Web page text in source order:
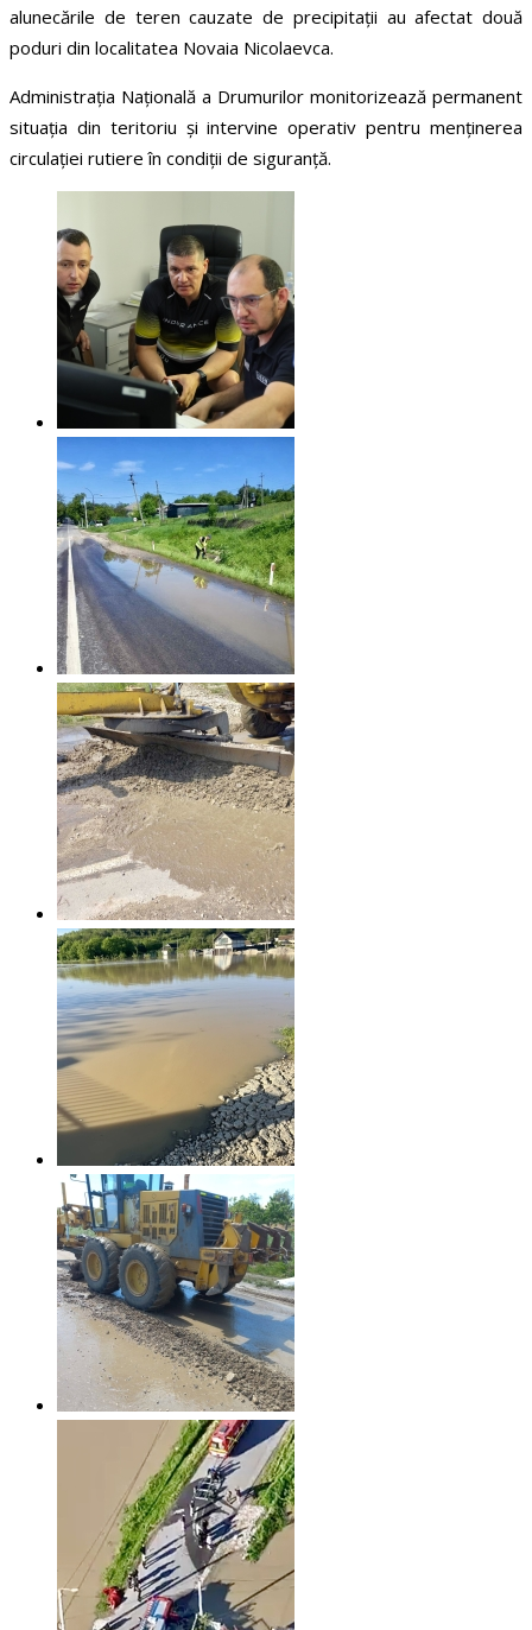
alunecările de teren cauzate de precipitații au afectat două
poduri din localitatea Novaia Nicolaevca.
Administrația Națională a Drumurilor monitorizează permanent
situația din teritoriu și intervine operativ pentru menținerea
circulației rutiere în condiții de siguranță.